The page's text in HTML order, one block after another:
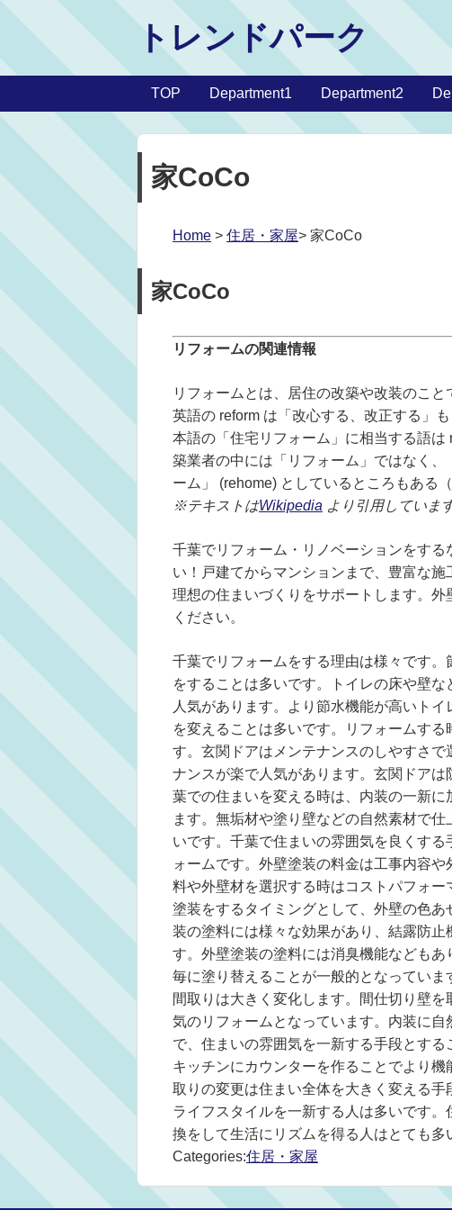
トレンドパーク
TOP Department1 Department2
家CoCo
Home > 住居・家屋> 家CoCo
家CoCo
リフォームの関連情報
リフォームとは、居住の改築や改装のこと
英語の reform は「改心する、改正する」
本語の「住宅リフォーム」に相当する語
築業者の中には「リフォーム」ではなく
ーム」 (rehome) としているところもある
※テキストはWikipedia より引用しています
千葉でリフォーム・リノベーションをす
い！戸建てからマンションまで、豊富な
理想の住まいづくりをサポートします。
ください。
千葉でリフォームをする理由は様々です
をすることは多いです。トイレの床や壁
人気があります。より節水機能が高いト
を変えることは多いです。リフォームす
す。玄関ドアはメンテナンスのしやすさ
ナンスが楽で人気があります。玄関ドア
葉での住まいを変える時は、内装の一新
ます。無垢材や塗り壁などの自然素材で
いです。千葉で住まいの雰囲気を良くす
ォームです。外壁塗装の料金は工事内容
料や外壁材を選択する時はコストパフォ
塗装をするタイミングとして、外壁の色
装の塗料には様々な効果があり、結露防
す。外壁塗装の塗料には消臭機能なども
毎に塗り替えることが一般的となってい
間取りは大きく変化します。間仕切り壁
気のリフォームとなっています。内装に
で、住まいの雰囲気を一新する手段とする
キッチンにカウンターを作ることでより
取りの変更は住まい全体を大きく変える手
ライフスタイルを一新する人は多いです
換をして生活にリズムを得る人はとても多
Categories:住居・家屋